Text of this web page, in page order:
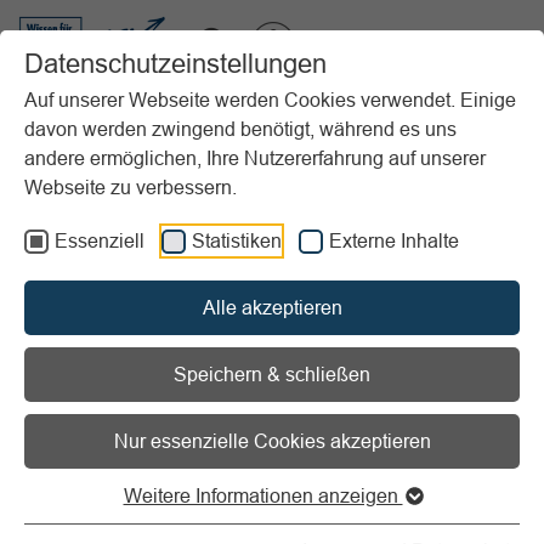
Datenschutzeinstellungen
Auf unserer Webseite werden Cookies verwendet. Einige
davon werden zwingend benötigt, während es uns
andere ermöglichen, Ihre Nutzererfahrung auf unserer
Webseite zu verbessern.
Essenziell Statistiken Externe Inhalte
Alle akzeptieren
Speichern & schließen
Nur essenzielle Cookies akzeptieren
Weitere Informationen anzeigen
Startseite Vereinsmanagement Marketing
Grundlagen
Grundbegriffe & Erklärungen
Warum Marketing im Sportverein?
Vorlesen
Informationen zum Readspeaker öffnen
Warum Marketing im
Sportverein?
Marketing sichert langfristigen
Erfolg des Vereins!